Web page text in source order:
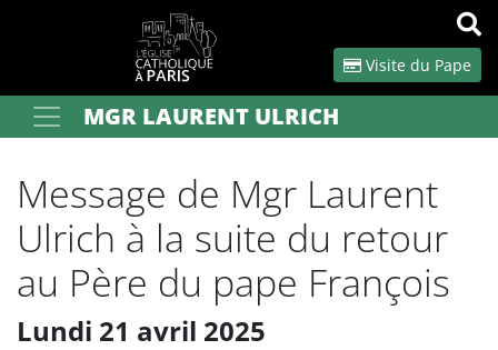
Visite du Pape
Votre rechercheMGR LAURENT ULRICH
Message de Mgr Laurent
Ulrich à la suite du retour
au Père du pape François
Lundi 21 avril 2025
Panneau de gestion des cookies